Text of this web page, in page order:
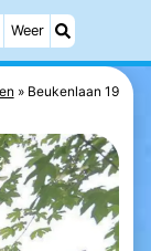
Weer
Beukenlaan 19